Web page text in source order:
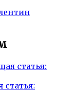
статья:
статья: